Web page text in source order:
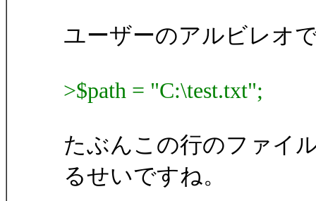
ユーザーのアルビレオ
>$path = "C:\test.txt";
たぶんこの行のファイ
るせいですね。